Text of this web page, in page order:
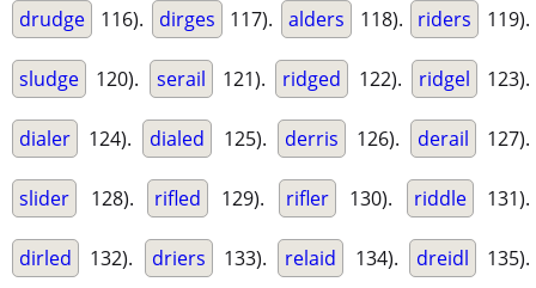
drudge 116). dirges 117). alders 118). riders 119).
sludge 120). serail 121). ridged 122). ridgel 123).
dialer 124). dialed 125). derris 126). derail 127).
slider 128). rifled 129). rifler 130). riddle 131).
dirled 132). driers 133). relaid 134). dreidl 135).